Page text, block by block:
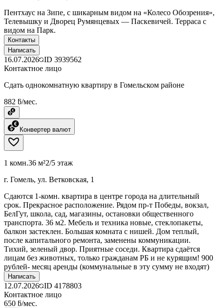
Пентхаус на Зипе, с шикарным видом на «Колесо Обозрения»,
Телевышку и Дворец Румянцевых — Паскевичей. Терраса с
видом на Парк.
Контакты
Написать
16.07.2026 ID 3939562
Контактное лицо
Сдать однокомнатную квартиру в Гомельском районе
882 ƃ/мес.
Конвертер валют
1 комн.36 м²2/5 этаж
г. Гомель, ул. Ветковская, 1
Сдаются 1-комн. квартира в центре города на длительный
срок. Прекрасное расположение. Рядом пр-т Победы, вокзал,
БелГут, школа, сад, магазины, остановки общественного
транспорта. 36 м2. Мебель и техника новые, стеклопакеты,
балкон застеклен. Большая комната с нишей. Дом теплый,
после капитального ремонта, заменены коммуникации.
Тихий, зеленый двор. Приятные соседи. Квартира сдаётся
лицам без животных, только гражданам РБ и не курящим! 900
рублей- месяц аренды (коммунальные в эту сумму не входят)
Написать
12.07.2026 ID 4178803
Контактное лицо
650 ƃ/мес.